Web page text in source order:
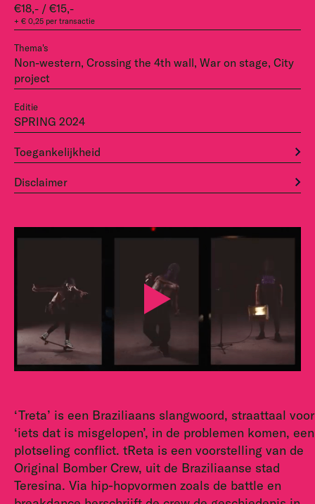
€18,- / €15,-
+ € 0,25 per transactie
Thema's
Non-western, Crossing the 4th wall, War on stage, City
project
Editie
SPRING 2024
Toegankelijkheid
Disclaimer
‘Treta’ is een Braziliaans slangwoord, straattaal voor
‘iets dat is misgelopen’, in de problemen komen, een
plotseling conflict. tReta is een voorstelling van de
Original Bomber Crew, uit de Braziliaanse stad
Teresina. Via hip-hopvormen zoals de battle en